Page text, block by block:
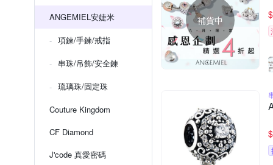
ANGEMIEL安婕米
項鍊/手鍊/戒指
串珠/吊飾/安全鍊
琉璃珠/固定珠
Couture Kingdom
CF Diamond
J'code 真愛密碼
補貨中 $
$